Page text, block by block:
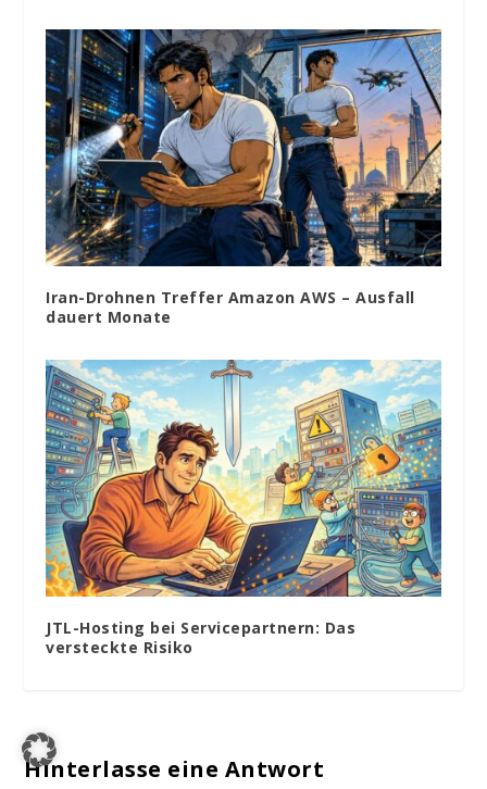
Iran-Drohnen Treffer Amazon AWS – Ausfall
dauert Monate
JTL-Hosting bei Servicepartnern: Das
versteckte Risiko
Hinterlasse eine Antwort